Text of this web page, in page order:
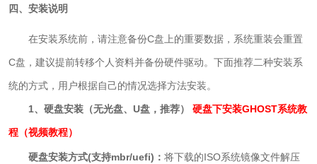
四、安装说明
在安装系统前，请注意备份C盘上的重要数据，系统重装会重置
C盘，建议提前转移个人资料并备份硬件驱动。下面推荐二种安装系
统的方式，用户根据自己的情况选择方法安装。
1、硬盘安装（无光盘、U盘，推荐） 硬盘下安装GHOST系统教
程（视频教程）
硬盘安装方式(支持mbr/uefi)：将下载的ISO系统镜像文件解压